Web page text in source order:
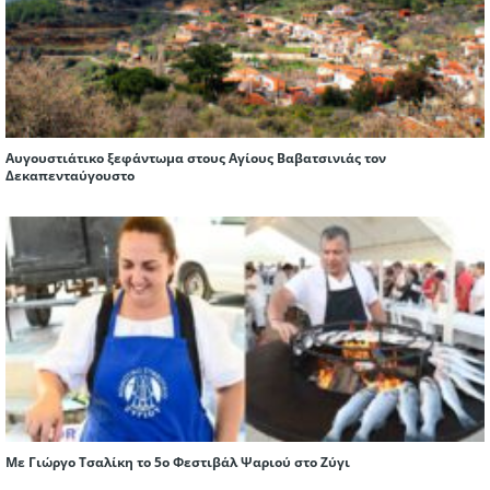
Αυγουστιάτικο ξεφάντωμα στους Αγίους Βαβατσινιάς τον
Δεκαπενταύγουστο
Με Γιώργο Τσαλίκη το 5ο Φεστιβάλ Ψαριού στο Ζύγι